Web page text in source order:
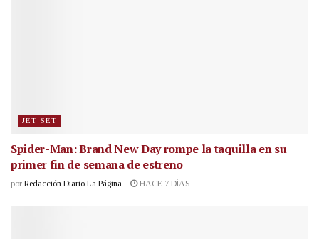
JET SET
Spider-Man: Brand New Day rompe la taquilla en su
primer fin de semana de estreno
por Redacción Diario La Página HACE 7 DÍAS